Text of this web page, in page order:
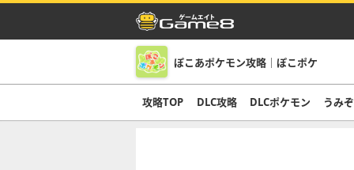
ぽこあポケモン攻略｜ぽこポケ
攻略TOP DLC攻略 DLCポケモン うみ